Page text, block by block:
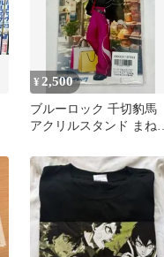
¥ 2,500
ブルーロック 千切豹馬
アクリルスタンド まねき